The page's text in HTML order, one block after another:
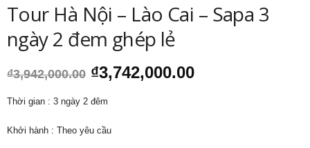
Tour Hà Nội – Lào Cai – Sapa 3
ngày 2 đem ghép lẻ
₫3,942,000.00 Giá
gốc
là:
₫3,742,000.00Giá
Thời gian : 3 ngày 2 đêm
Khởi hành : Theo yêu cầu